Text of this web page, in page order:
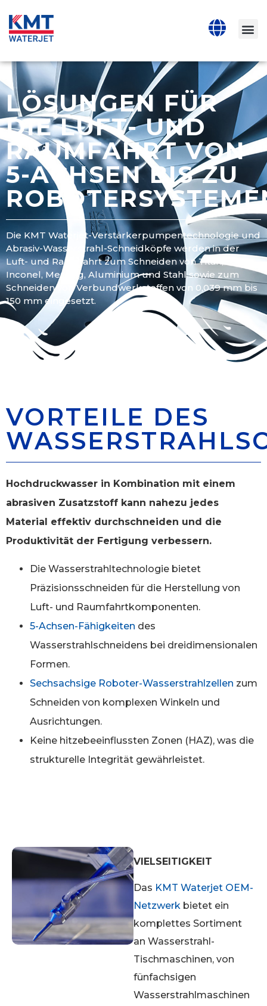
LÖSUNGEN FÜR
DIE LUFT- UND
RAUMFAHRT VON
5-ACHSEN BIS ZU
Die KMT Waterjet-Verstärkerpumpentechnologie und
Abrasiv-Wasserstrahl-Schneidköpfe werden in der
Luft- und Raumfahrt zum Schneiden von Titan,
Inconel, Messing, Aluminium und Stahl sowie zum
Schneiden von Verbundwerkstoffen von 0,039 mm bis
150 mm eingesetzt.
VORTEILE DES
Hochdruckwasser in Kombination mit einem
abrasiven Zusatzstoff kann nahezu jedes
Material effektiv durchschneiden und die
Produktivität der Fertigung verbessern.
Die Wasserstrahltechnologie bietet
Präzisionsschneiden für die Herstellung von
Luft- und Raumfahrtkomponenten.
5-Achsen-Fähigkeiten des
Wasserstrahlschneidens bei dreidimensionalen
Formen.
Sechsachsige Roboter-Wasserstrahlzellen zum
Schneiden von komplexen Winkeln und
Ausrichtungen.
Keine hitzebeeinflussten Zonen (HAZ), was die
strukturelle Integrität gewährleistet.
VIELSEITIGKEIT
Das KMT Waterjet OEM-
Netzwerk bietet ein
komplettes Sortiment
an Wasserstrahl-
Tischmaschinen, von
fünfachsigen
Wasserstrahlmaschinen